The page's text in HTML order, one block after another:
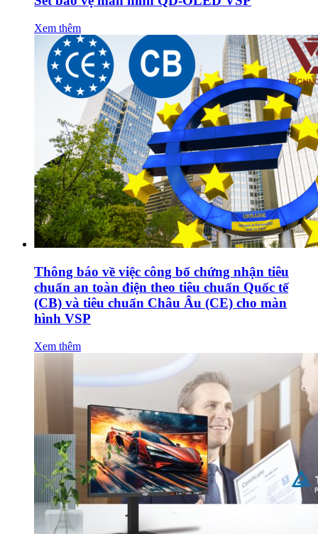
Xem thêm
Thông báo về việc công bố chứng nhận tiêu
chuẩn an toàn điện theo tiêu chuẩn Quốc tế
(CB) và tiêu chuẩn Châu Âu (CE) cho màn
hình VSP
Xem thêm